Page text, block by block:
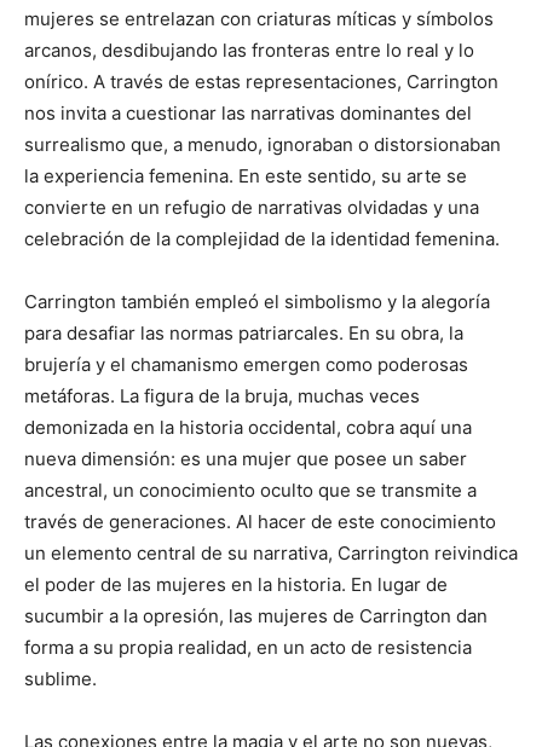
mujeres se entrelazan con criaturas míticas y símbolos
arcanos, desdibujando las fronteras entre lo real y lo
onírico. A través de estas representaciones, Carrington
nos invita a cuestionar las narrativas dominantes del
surrealismo que, a menudo, ignoraban o distorsionaban
la experiencia femenina. En este sentido, su arte se
convierte en un refugio de narrativas olvidadas y una
celebración de la complejidad de la identidad femenina.
Carrington también empleó el simbolismo y la alegoría
para desafiar las normas patriarcales. En su obra, la
brujería y el chamanismo emergen como poderosas
metáforas. La figura de la bruja, muchas veces
demonizada en la historia occidental, cobra aquí una
nueva dimensión: es una mujer que posee un saber
ancestral, un conocimiento oculto que se transmite a
través de generaciones. Al hacer de este conocimiento
un elemento central de su narrativa, Carrington reivindica
el poder de las mujeres en la historia. En lugar de
sucumbir a la opresión, las mujeres de Carrington dan
forma a su propia realidad, en un acto de resistencia
sublime.
Las conexiones entre la magia y el arte no son nuevas,